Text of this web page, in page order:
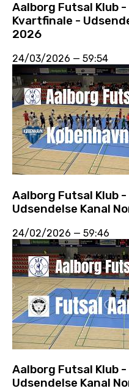
Aalborg Futsal Klub
Kvartfinale -
2026
24/03/2026 — 59:54
Aalborg Futsal Klub
Udsendelse Kanal
24/02/2026 — 59:46
Aalborg Futsal Klub
Udsendelse Kanal